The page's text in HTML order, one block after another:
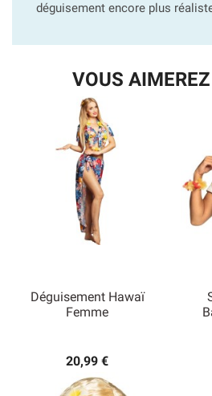
déguisement encore plus
VOUS
Déguisement Hawaï
Femme
20,99 €